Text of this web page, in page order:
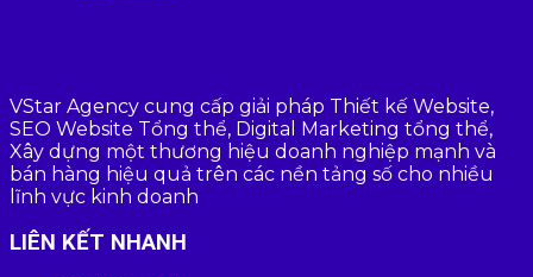
VStar Agency cung cấp giải pháp Thiết kế Website,
SEO Website Tổng thể, Digital Marketing tổng thể,
Xây dựng một thương hiệu doanh nghiệp mạnh và
bán hàng hiệu quả trên các nền tảng số cho nhiều
lĩnh vực kinh doanh
LIÊN KẾT NHANH